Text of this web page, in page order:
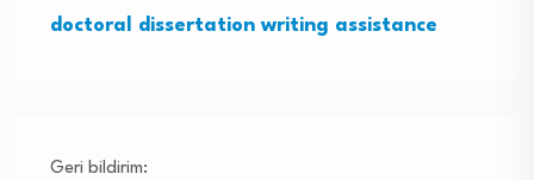
doctoral dissertation writing assistance
Geri bildirim: